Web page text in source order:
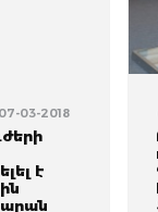
03-2018
է